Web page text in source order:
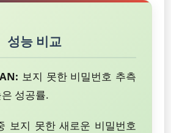
성능 비교
보지 못한 비밀번호 추측
성공률.
보지 못한 새로운 비밀번호